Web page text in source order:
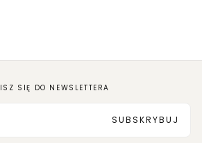
SIĘ DO NEWSLETTERA
SUBSKRYBUJ